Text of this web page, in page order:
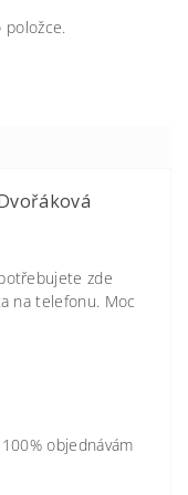
zde
na telefonu. Moc
objednávám